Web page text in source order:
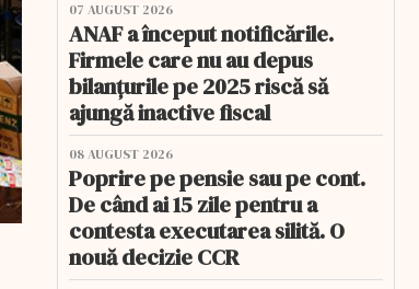
07 AUGUST 2026
ANAF a început notificările.
Firmele care nu au depus
bilanțurile pe 2025 riscă să
ajungă inactive fiscal
08 AUGUST 2026
Poprire pe pensie sau pe cont.
De când ai 15 zile pentru a
contesta executarea silită. O
nouă decizie CCR